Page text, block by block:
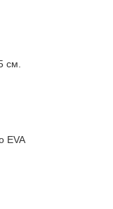
см.
EVA